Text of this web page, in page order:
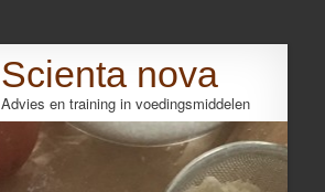
Scienta nova
Advies en training in voedingsmiddelen
Search